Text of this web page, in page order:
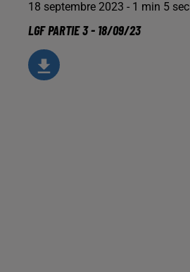
18 septembre 2023 - 1 min 5 sec
LGF PARTIE 3 - 18/09/23